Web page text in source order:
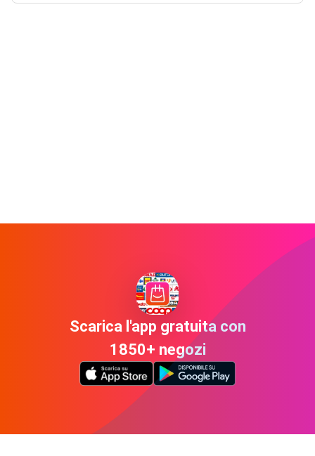
Scarica l'app gratuita con
1850+ negozi